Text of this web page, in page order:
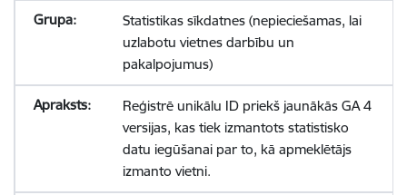
Statistikas sīkdatnes (nepieciešamas, lai
uzlabotu vietnes darbību un
pakalpojumus)
Reģistrē unikālu ID priekš jaunākās GA 4
versijas, kas tiek izmantots statistisko
datu iegūšanai par to, kā apmeklētājs
izmanto vietni.